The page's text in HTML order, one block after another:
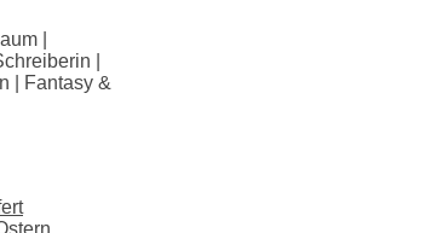
|
|
| Fantasy &